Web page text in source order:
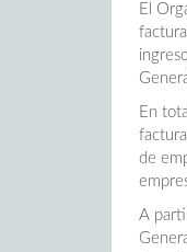
El
En
de
A